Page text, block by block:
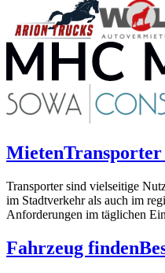
Mieten
Transporter sind vielseitige
im Stadtverkehr als auch im
Anforderungen im täglichen
Fahrzeug finden